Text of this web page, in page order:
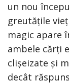
un nou
greutățile
magic apare
ambele cărți
clișeizate și
decât